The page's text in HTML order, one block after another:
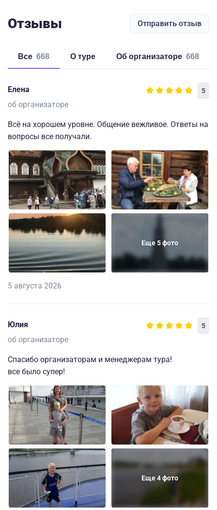
Отзывы Отправить отзыв
Все 668 о туре об организаторе 668
Елена 5
об организаторе
Всё на хорошем уровне. Общение вежливое. Ответы на
вопросы все получали.
Еще 5 фото
5 августа 2026
Юлия 5
об организаторе
Спасибо организаторам и менеджерам тура!
все было супер!
Еще 4 фото